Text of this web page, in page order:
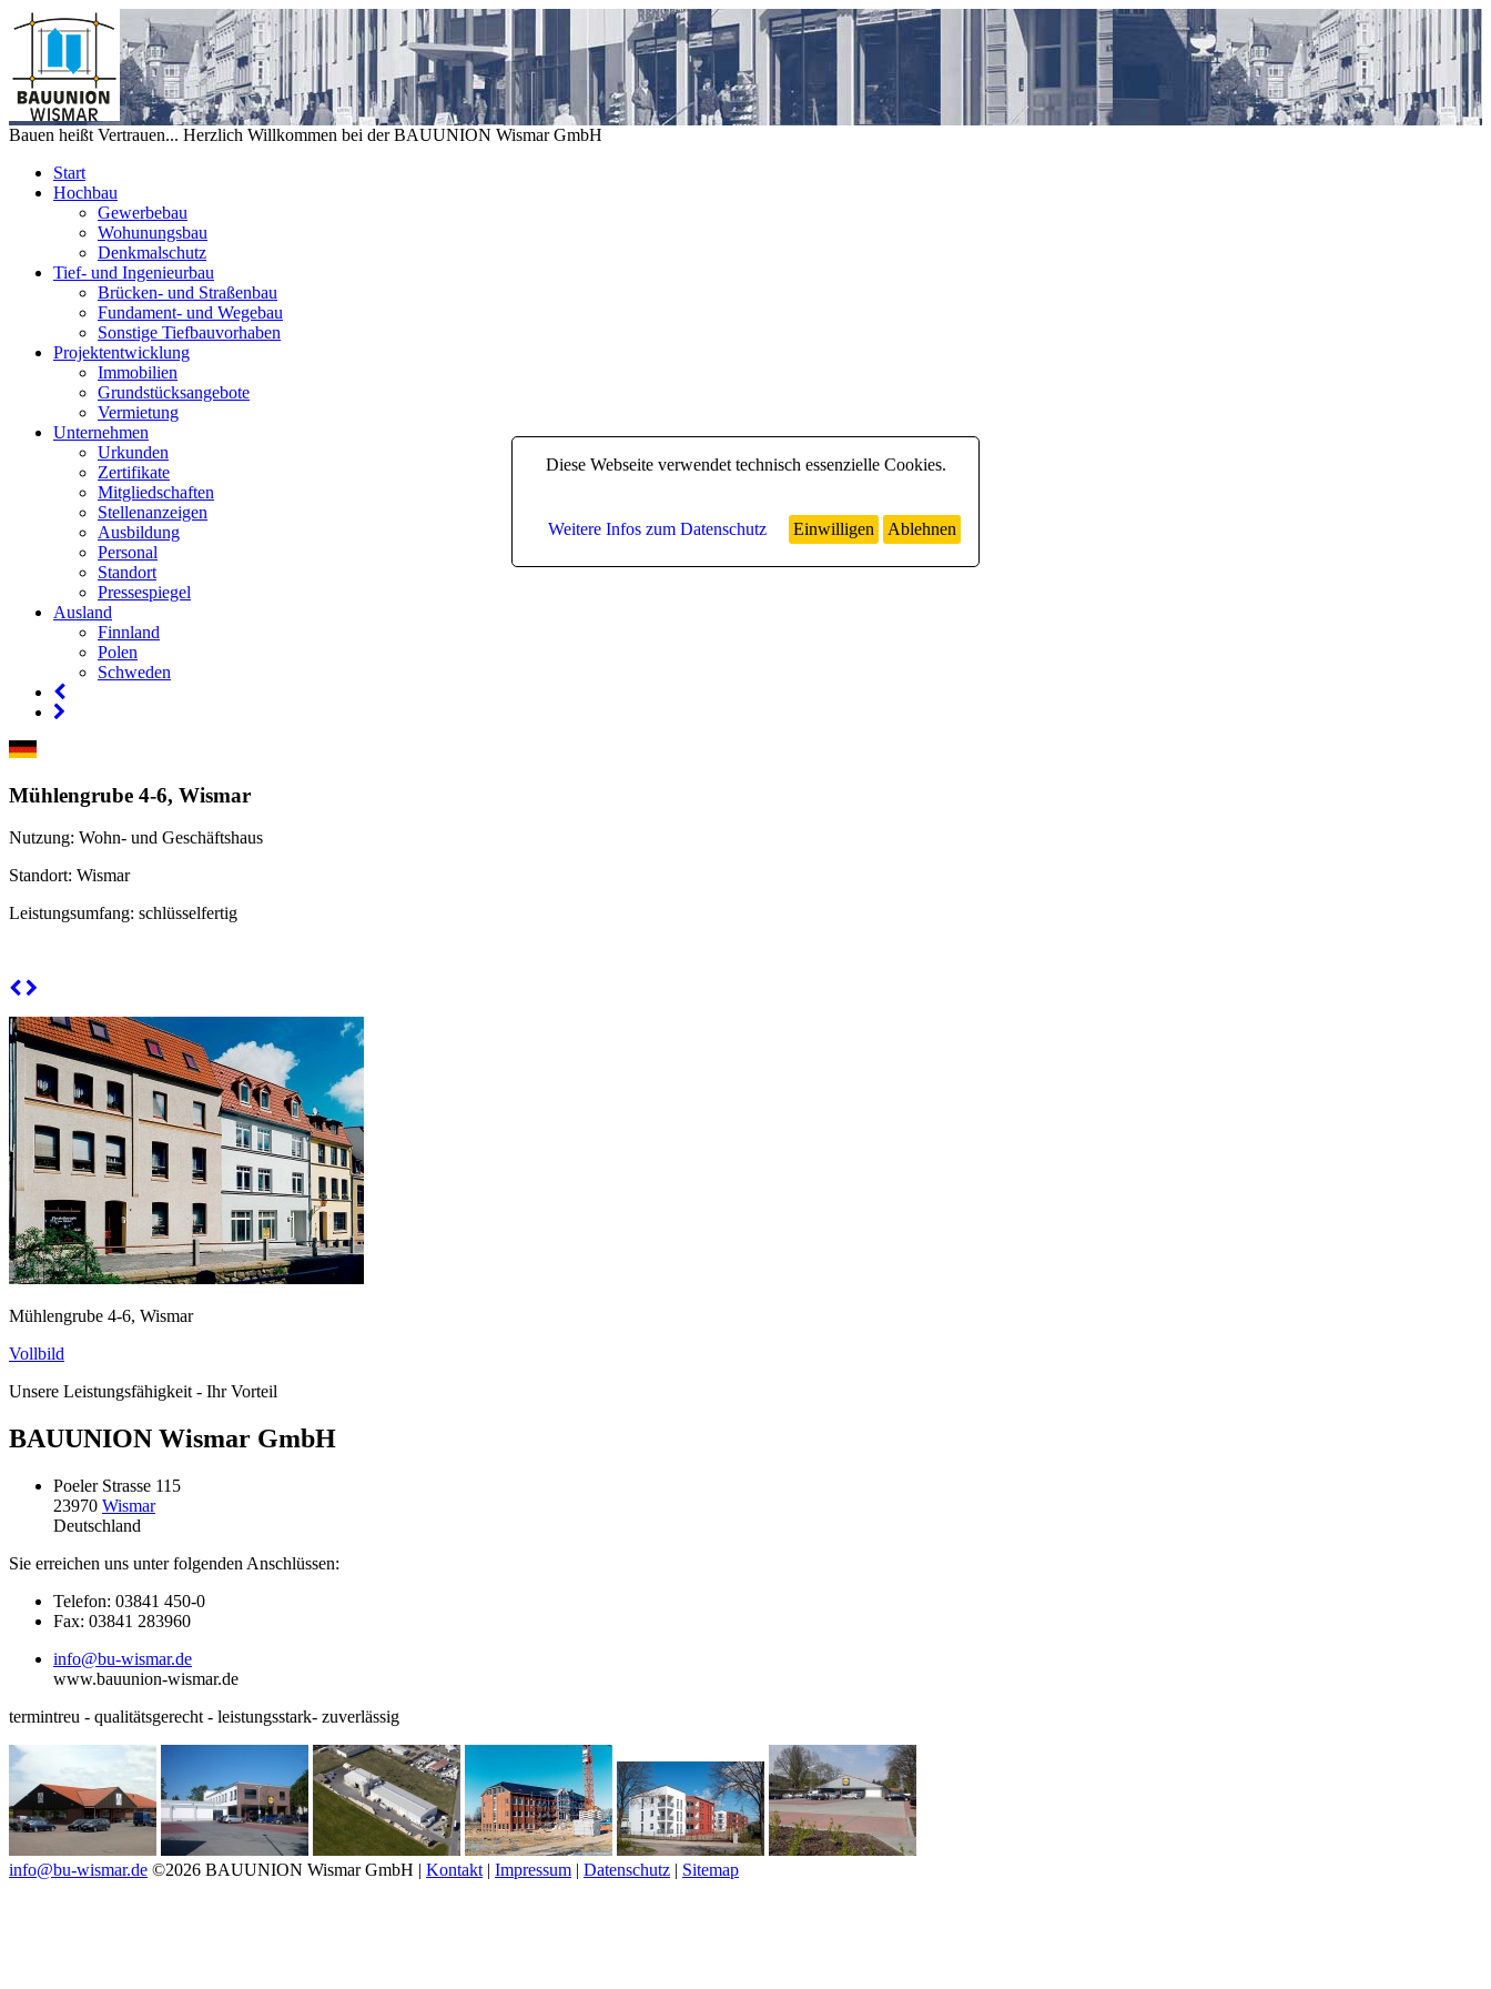
Diese Webseite verwendet technisch essenzielle Cookies.
Weitere Infos zum Datenschutz Einwilligen Ablehnen
Bauen heißt Vertrauen... Herzlich Willkommen bei der BAUUNION Wismar GmbH
Start
Hochbau
Gewerbebau
Wohunungsbau
Denkmalschutz
Tief- und Ingenieurbau
Brücken- und Straßenbau
Fundament- und Wegebau
Sonstige Tiefbauvorhaben
Projektentwicklung
Immobilien
Grundstücksangebote
Vermietung
Unternehmen
Urkunden
Zertifikate
Mitgliedschaften
Stellenanzeigen
Ausbildung
Personal
Standort
Pressespiegel
Ausland
Finnland
Polen
Schweden
Mühlengrube 4-6, Wismar
Nutzung: Wohn- und Geschäftshaus
Standort: Wismar
Leistungsumfang: schlüsselfertig
Mühlengrube 4-6, Wismar
Vollbild
Unsere Leistungsfähigkeit - Ihr Vorteil
BAUUNION Wismar GmbH
Poeler Strasse 115
23970 Wismar
Deutschland
Sie erreichen uns unter folgenden Anschlüssen:
Telefon: 03841 450-0
Fax: 03841 283960
info@bu-wismar.de
www.bauunion-wismar.de
termintreu - qualitätsgerecht - leistungsstark- zuverlässig
info@bu-wismar.de ©2026 BAUUNION Wismar GmbH | Kontakt | Impressum | Datenschutz | Sitemap